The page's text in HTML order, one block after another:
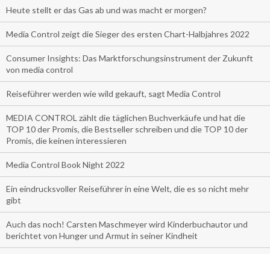
Heute stellt er das Gas ab und was macht er morgen?
Media Control zeigt die Sieger des ersten Chart-Halbjahres 2022
Consumer Insights: Das Marktforschungsinstrument der Zukunft
von media control
Reiseführer werden wie wild gekauft, sagt Media Control
MEDIA CONTROL zählt die täglichen Buchverkäufe und hat die
TOP 10 der Promis, die Bestseller schreiben und die TOP 10 der
Promis, die keinen interessieren
Media Control Book Night 2022
Ein eindrucksvoller Reiseführer in eine Welt, die es so nicht mehr
gibt
Auch das noch! Carsten Maschmeyer wird Kinderbuchautor und
berichtet von Hunger und Armut in seiner Kindheit